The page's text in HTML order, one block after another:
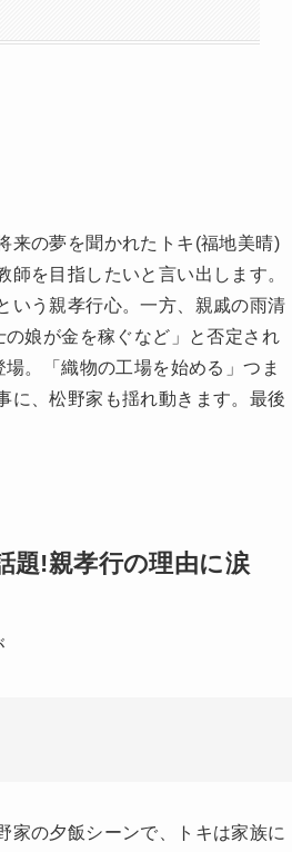
来の夢を聞かれたトキ(福地美晴)
を目指したいと言い出します。
いう親孝行心。一方、親戚の雨清
娘が金を稼ぐなど」と否定され
。「織物の工場を始める」つま
に、松野家も揺れ動きます。最後
題!親孝行の理由に涙
家の夕飯シーンで、トキは家族に